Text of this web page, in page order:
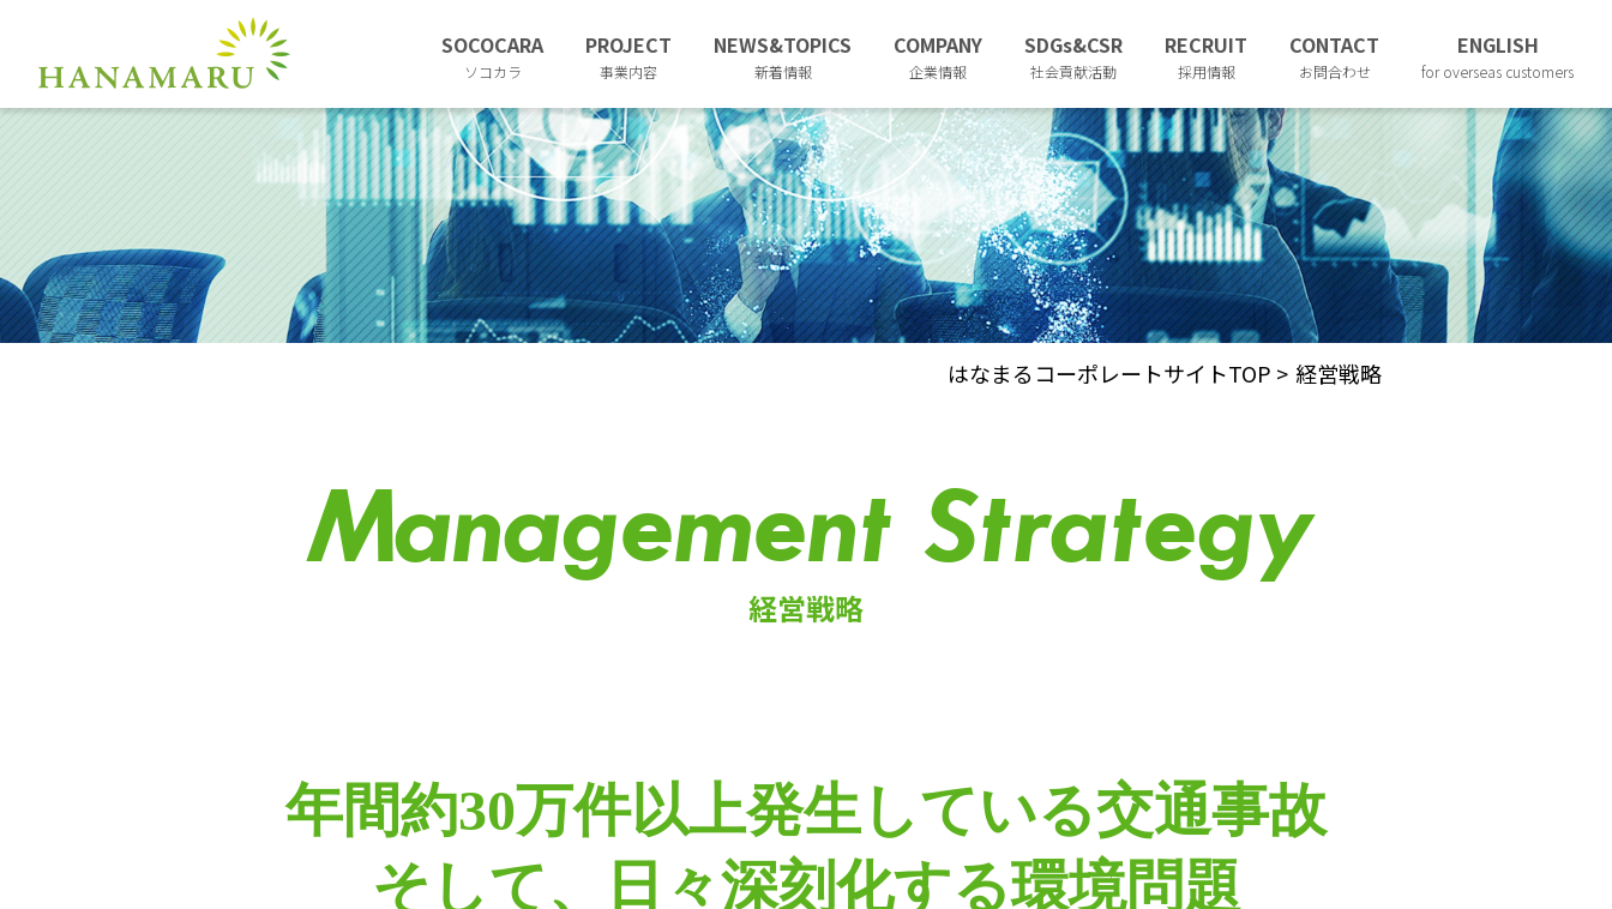
SOCOCARA
ソコカラ
PROJECT
事業内容
NEWS&TOPICS
新着情報
COMPANY
企業情報
SDGs&CSR
社会貢献活動
RECRUIT
採用情報
CONTACT
お問合わせ
ENGLISH
for overseas customers
はなまるコーポレートサイトTOP > 経営戦略
Management Strategy
経営戦略
年間約30万件以上発生している交通事故
そして、日々深刻化する環境問題